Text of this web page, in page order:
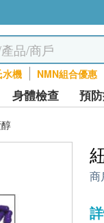
水機 NMN組合優惠
身體檢查 預
商